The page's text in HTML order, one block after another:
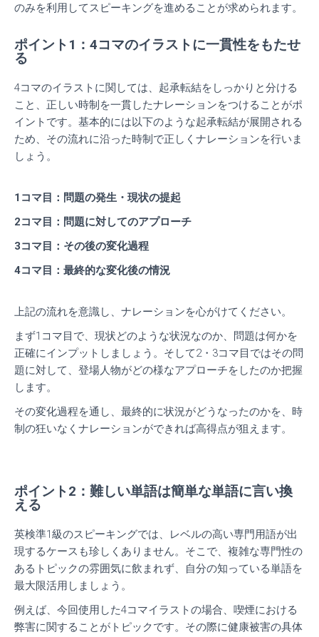
のみを利用してスピーキングを進めることが求められます。
ポイント1：4コマのイラストに一貫性をもたせ
る
4コマのイラストに関しては、起承転結をしっかりと分ける
こと、正しい時制を一貫したナレーションをつけることがポ
イントです。 基本的には以下のような起承転結が展開される
ため、その流れに沿った時制で正しくナレーションを行いま
しょう。
1コマ目：問題の発生・現状の提起
2コマ目：問題に対してのアプローチ
3コマ目：その後の変化過程
4コマ目：最終的な変化後の情況
上記の流れを意識し、ナレーションを心がけてください。
まず1コマ目で、現状どのような状況なのか、問題は何かを
正確にインプットしましょう。 そして2・3コマ目ではその問
題に対して、登場人物がどの様なアプローチをしたのか把握
します。
その変化過程を通し、最終的に状況がどうなったのかを、時
制の狂いなくナレーションができれば高得点が狙えます。
ポイント2：難しい単語は簡単な単語に言い換
える
英検準1級のスピーキングでは、レベルの高い専門用語が出
現するケースも珍しくありません。 そこで、複雑な専門性の
あるトピックの雰囲気に飲まれず、自分の知っている単語を
最大限活用しましょう。
例えば、今回使用した4コマイラストの場合、喫煙における
弊害に関することがトピックです。 その際に健康被害の具体